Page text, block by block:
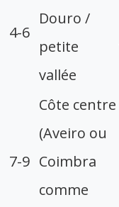
4-6
Douro /
petite
vallée
7-9
Côte centre
(Aveiro ou
Coimbra
comme